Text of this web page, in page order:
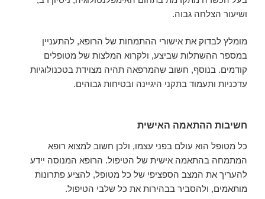
ושיעור הצלחה גבוה.
מומלץ לבדוק את אישורי ההתמחות של הרופא, להתעניין
במספר ההשתלות שביצע, ולקרוא המלצות של מטופלים
קודמים. בנוסף, חשוב שהמרפאה תהיה מצוידת בטכנולוגיות
עדכניות ותעמוד בתקני היגיינה ובטיחות גבוהים.
חשיבות ההתאמה האישית
כל מטופל הוא עולם בפני עצמו, ולכן חשוב למצוא רופא
המתמחה בהתאמה אישית של הטיפול. הרופא המנוסה יידע
להעריך את המצב הספציפי של כל מטופל, להציע פתרונות
מותאמים, ולהסביר בבהירות את כל שלבי הטיפול.